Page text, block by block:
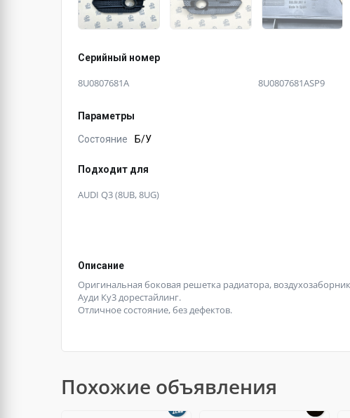
Серийный номер
8U0807681A 8U0807681ASP9
Параметры
Состояние Б/У
Подходит для
AUDI Q3 (8UB, 8UG)
Описание
Оригинальная боковая решетка радиатора,
Ауди Ку3 дорестайлинг.
Отличное состояние, без дефектов.
Похожие объявления